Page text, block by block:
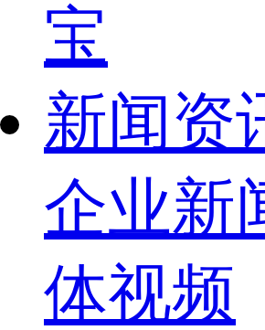
宝
新闻资
企业新
体视频